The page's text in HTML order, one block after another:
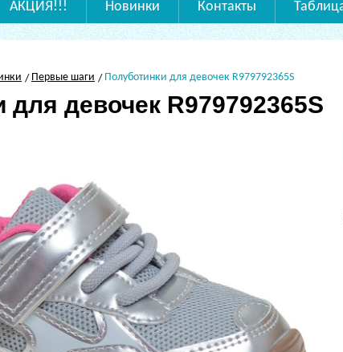
АКЦИЯ!!! Новинки Контакты
Первые шаги Полуботинки для девочек R979792365S
для девочек R979792365S